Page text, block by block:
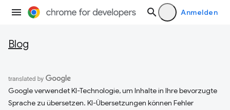
Anmelden
Blog
Google verwendet KI-Technologie, um Inhalte in Ihre bevorzugte
Sprache zu übersetzen. KI-Übersetzungen können Fehler